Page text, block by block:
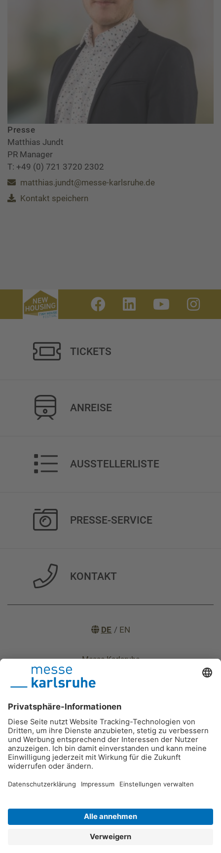
Presse
Matthias Jundt
PR Manager
T: +49 (0) 721 3720 2302
matthias.jundt@messe-karlsruhe.de
Kontakt speichern
TICKETS
ANREISE
AUSSTELLERLISTE
PRESSE-SERVICE
KONTAKT
DE / EN
Messe Karlsruhe
Impressum
Datenschutz
Nutzungsbedingungen
Barrierefreiheitserklärung